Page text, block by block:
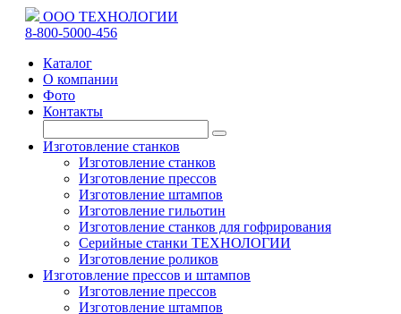
ООО ТЕХНОЛОГИИ
8-800-5000-456
Каталог
О компании
Фото
Контакты
Изготовление станков
Изготовление станков
Изготовление прессов
Изготовление штампов
Изготовление гильотин
Изготовление станков для гофрирования
Серийные станки ТЕХНОЛОГИИ
Изготовление роликов
Изготовление прессов и штампов
Изготовление прессов
Изготовление штампов